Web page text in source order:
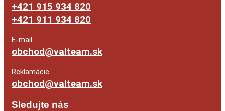
+421 915 934 820
+421 911 934 820
E-mail
obchod@valteam.sk
Reklamácie
obchod@valteam.sk
Sledujte nás